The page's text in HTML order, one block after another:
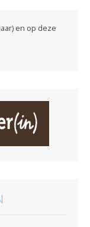
en op deze